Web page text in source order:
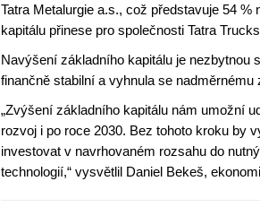
Tatra Metalurgie a.s., což představuje 54
kapitálu přinese pro společnosti Tatra
Navýšení základního kapitálu je nezbytnou
finančně stabilní a vyhnula se nadměrnému
„Zvýšení základního kapitálu nám umožní
rozvoj i po roce 2030. Bez tohoto kroku by
investovat v navrhovaném rozsahu do
technologií,“ vysvětlil Daniel Bekeš,